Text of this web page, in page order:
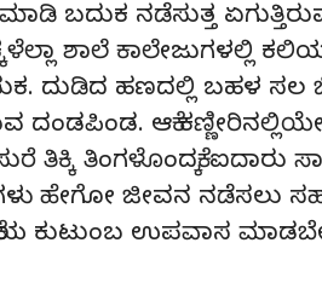
ಬದುಕ ನಡೆಸುತ್ತ
ಶಾಲೆ ಕಾಲೇಜುಗಳಲ್ಲಿ
ದುಡಿದ ಹಣದಲ್ಲಿ ಬಹಳ ಸಲ
ಆಕೆ ಕಣ್ಣೀರಿನಲ್ಲಿಯೇ
ತಿಕ್ಕಿ ತಿಂಗಳೊಂದಕ್ಕೆ ಐದಾರು
ಹೇಗೋ ಜೀವನ ನಡೆಸಲು
ಕುಟುಂಬ ಉಪವಾಸ